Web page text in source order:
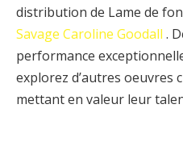
distribution de Lame de
Savage Caroline Goodall .
performance
explorez d’autres oeuvres
mettant en valeur leur